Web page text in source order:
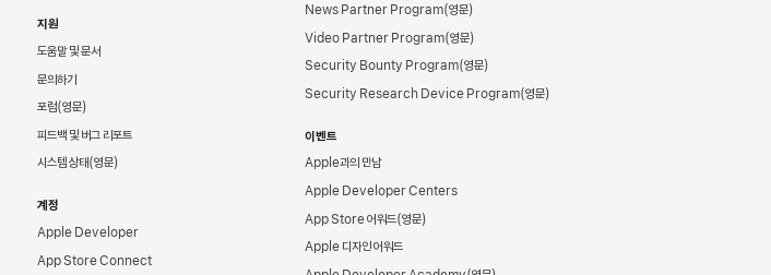
지원
도움말 및 문서
문의하기
포럼
피드백 및 버그 리포트
시스템 상태
계정
Apple Developer
App Store Connect
News Partner Program
Video Partner Program
Security Bounty Program
Security Research Device Program
이벤트
Apple과의 만남
Apple Developer Centers
App Store 어워드
Apple 디자인 어워드